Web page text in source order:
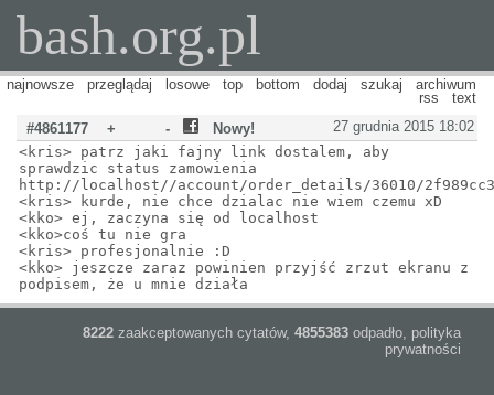
bash.org.pl
najnowsze przeglądaj losowe top bottom dodaj szukaj
archiwum
rss
text
27 grudnia 2015 18:02
#4861177 + -
Nowy!
<kris> patrz jaki fajny link dostalem, aby
sprawdzic status zamowienia
http://localhost//account/order_details/36010/
<kris> kurde, nie chce dzialac nie wiem czemu xD
<kko> ej, zaczyna się od localhost
<kko>coś tu nie gra
<kris> profesjonalnie :D
<kko> jeszcze zaraz powinien przyjść zrzut ekranu z
podpisem, że u mnie działa
8222 zaakceptowanych cytatów, 4855383 odpadło, polityka
prywatności